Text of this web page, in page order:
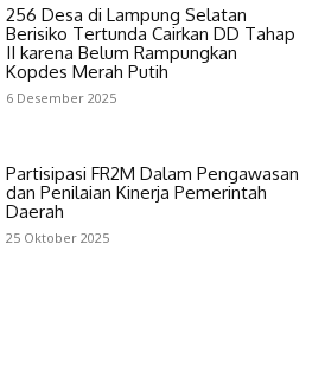
256 Desa di Lampung Selatan
Berisiko Tertunda Cairkan DD Tahap
II karena Belum Rampungkan
Kopdes Merah Putih
6 Desember 2025
Partisipasi FR2M Dalam Pengawasan
dan Penilaian Kinerja Pemerintah
Daerah
25 Oktober 2025